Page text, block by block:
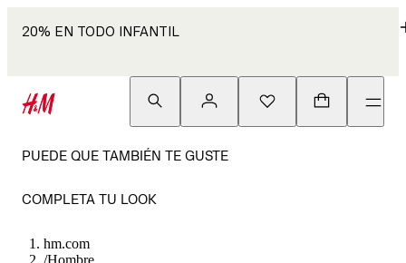
20% EN TODO INFANTIL
PUEDE QUE TAMBIÉN TE GUSTE
COMPLETA TU LOOK
hm.com
/Hombre